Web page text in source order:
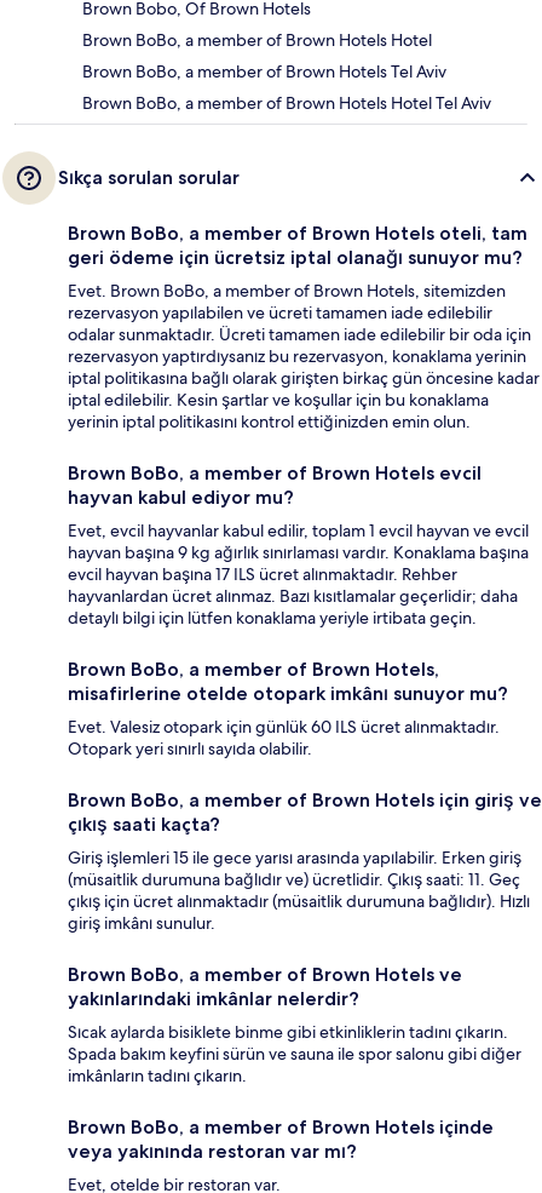
Brown Bobo, Of Brown Hotels
Brown BoBo, a member of Brown Hotels Hotel
Brown BoBo, a member of Brown Hotels Tel Aviv
Brown BoBo, a member of Brown Hotels Hotel Tel Aviv
Sıkça sorulan sorular
Brown BoBo, a member of Brown Hotels oteli, tam
geri ödeme için ücretsiz iptal olanağı sunuyor mu?
Evet. Brown BoBo, a member of Brown Hotels, sitemizden
rezervasyon yapılabilen ve ücreti tamamen iade edilebilir
odalar sunmaktadır. Ücreti tamamen iade edilebilir bir oda için
rezervasyon yaptırdıysanız bu rezervasyon, konaklama yerinin
iptal politikasına bağlı olarak girişten birkaç gün öncesine kadar
iptal edilebilir. Kesin şartlar ve koşullar için bu konaklama
yerinin iptal politikasını kontrol ettiğinizden emin olun.
Brown BoBo, a member of Brown Hotels evcil
hayvan kabul ediyor mu?
Evet, evcil hayvanlar kabul edilir, toplam 1 evcil hayvan ve evcil
hayvan başına 9 kg ağırlık sınırlaması vardır. Konaklama başına
evcil hayvan başına 17 ILS ücret alınmaktadır. Rehber
hayvanlardan ücret alınmaz. Bazı kısıtlamalar geçerlidir; daha
detaylı bilgi için lütfen konaklama yeriyle irtibata geçin.
Brown BoBo, a member of Brown Hotels,
misafirlerine otelde otopark imkânı sunuyor mu?
Evet. Valesiz otopark için günlük 60 ILS ücret alınmaktadır.
Otopark yeri sınırlı sayıda olabilir.
Brown BoBo, a member of Brown Hotels için giriş ve
çıkış saati kaçta?
Giriş işlemleri 15 ile gece yarısı arasında yapılabilir. Erken giriş
(müsaitlik durumuna bağlıdır ve) ücretlidir. Çıkış saati: 11. Geç
çıkış için ücret alınmaktadır (müsaitlik durumuna bağlıdır). Hızlı
giriş imkânı sunulur.
Brown BoBo, a member of Brown Hotels ve
yakınlarındaki imkânlar nelerdir?
Sıcak aylarda bisiklete binme gibi etkinliklerin tadını çıkarın.
Spada bakım keyfini sürün ve sauna ile spor salonu gibi diğer
imkânların tadını çıkarın.
Brown BoBo, a member of Brown Hotels içinde
veya yakınında restoran var mı?
Evet, otelde bir restoran var.